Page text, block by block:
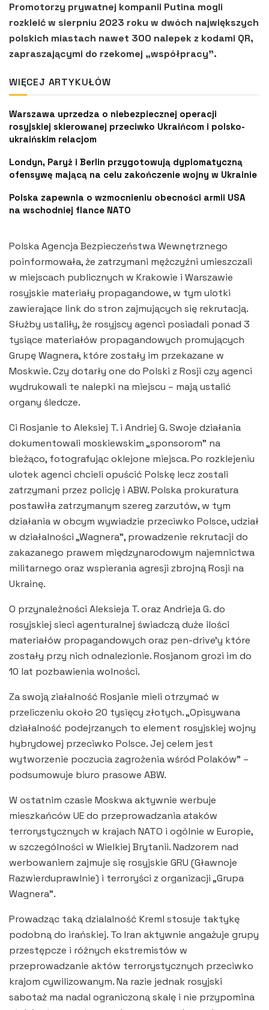
Promotorzy prywatnej kompanii Putina mogli
rozkleić w sierpniu 2023 roku w dwóch największych
polskich miastach nawet 300 nalepek z kodami QR,
zapraszającymi do rzekomej „współpracy”.
WIĘCEJ ARTYKUŁÓW
Warszawa uprzedza o niebezpiecznej operacji
rosyjskiej skierowanej przeciwko Ukraińcom i polsko-
ukraińskim relacjom
Londyn, Paryż i Berlin przygotowują dyplomatyczną
ofensywę mającą na celu zakończenie wojny w Ukrainie
Polska zapewnia o wzmocnieniu obecności armii USA
na wschodniej flance NATO
Polska Agencja Bezpieczeństwa Wewnętrznego
poinformowała, że zatrzymani mężczyźni umieszczali
w miejscach publicznych w Krakowie i Warszawie
rosyjskie materiały propagandowe, w tym ulotki
zawierające link do stron zajmujących się rekrutacją.
Służby ustaliły, że rosyjscy agenci posiadali ponad 3
tysiące materiałów propagandowych promujących
Grupę Wagnera, które zostały im przekazane w
Moskwie. Czy dotarły one do Polski z Rosji czy agenci
wydrukowali te nalepki na miejscu – mają ustalić
organy śledcze.
Ci Rosjanie to Aleksiej T. i Andriej G. Swoje działania
dokumentowali moskiewskim „sponsorom” na
bieżąco, fotografując oklejone miejsca. Po rozklejeniu
ulotek agenci chcieli opuścić Polskę lecz zostali
zatrzymani przez policję i ABW. Polska prokuratura
postawiła zatrzymanym szereg zarzutów, w tym
działania w obcym wywiadzie przeciwko Polsce, udział
w działalności „Wagnera”, prowadzenie rekrutacji do
zakazanego prawem międzynarodowym najemnictwa
militarnego oraz wspierania agresji zbrojną Rosji na
Ukrainę.
O przynależności Aleksieja T. oraz Andrieja G. do
rosyjskiej sieci agenturalnej świadczą duże ilości
materiałów propagandowych oraz pen-drive’y które
zostały przy nich odnalezionie. Rosjanom grozi im do
10 lat pozbawienia wolności.
Za swoją ziałalność Rosjanie mieli otrzymać w
przeliczeniu około 20 tysięcy złotych. „Opisywana
działalność podejrzanych to element rosyjskiej wojny
hybrydowej przeciwko Polsce. Jej celem jest
wytworzenie poczucia zagrożenia wśród Polaków” –
podsumowuje biuro prasowe ABW.
W ostatnim czasie Moskwa aktywnie werbuje
mieszkańców UE do przeprowadzania ataków
terrorystycznych w krajach NATO i ogólnie w Europie,
w szczególności w Wielkiej Brytanii. Nadzorem nad
werbowaniem zajmuje się rosyjskie GRU (Gławnoje
Razwierduprawlnie) i terroryści z organizacji „Grupa
Wagnera”.
Prowadząc taką dzialalność Kreml stosuje taktykę
podobną do irańskiej. To Iran aktywnie angażuje grupy
przestępcze i różnych ekstremistów w
przeprowadzanie aktów terrorystycznych przeciwko
krajom cywilizowanym. Na razie jednak rosyjski
sabotaż ma nadal ograniczoną skalę i nie przypomina